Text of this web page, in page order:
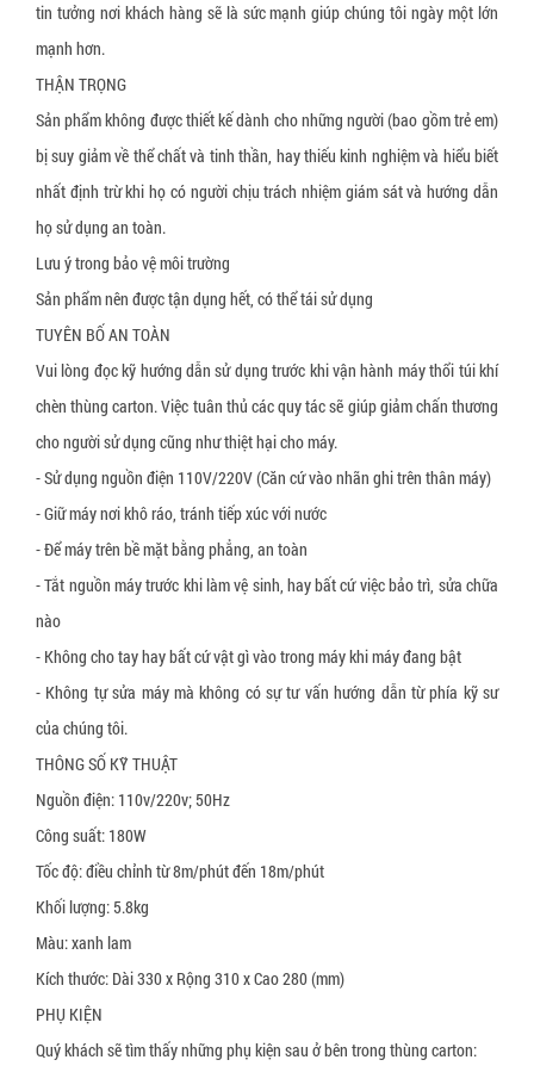
Xốp bóp nổ
Slip sheet giấy
Slip sheet nhựa trắng
Slip sheet nhựa HDPE
Nhãn cảnh báo hàng hóa bị nghiêng
Nhãn cảnh báo hàng hóa bị va đập
Pallet gỗ
Pallet nhựa
Đệm giảm chấn pallet
Khóa đai sắt
Giấy tổ ong bọc hàng
Dây đai xơ sợi thực vật
Tấm tổ ong
Thùng carton, hộp carton
Pallet giấy tổ ong
Thùng quây carton
Vách ngăn thùng carton
Giấy bóng khí gói hàng
Xốp định hình giãn nở
Gói hút oxy Newlvye
Gói hút khí ethylene
Gói hút CO2
Gói hút ẩm đất sét hoạt tính (activated clay)
Nhôm hoạt tính (Activated Allumina)
Dung dịch chống mốc cho da giày
tin tưởng nơi khách hàng sẽ là sức mạnh giúp chúng tôi ngày một lớn
mạnh hơn.
THẬN TRỌNG
Sản phẩm không được thiết kế dành cho những người (bao gồm trẻ em)
bị suy giảm về thể chất và tinh thần, hay thiếu kinh nghiệm và hiểu biết
nhất định trừ khi họ có người chịu trách nhiệm giám sát và hướng dẫn
họ sử dụng an toàn.
Lưu ý trong bảo vệ môi trường
Sản phẩm nên được tận dụng hết, có thể tái sử dụng
TUYÊN BỐ AN TOÀN
Vui lòng đọc kỹ hướng dẫn sử dụng trước khi vận hành máy thổi túi khí
chèn thùng carton. Việc tuân thủ các quy tác sẽ giúp giảm chấn thương
cho người sử dụng cũng như thiệt hại cho máy.
- Sử dụng nguồn điện 110V/220V (Căn cứ vào nhãn ghi trên thân máy)
- Giữ máy nơi khô ráo, tránh tiếp xúc với nước
- Để máy trên bề mặt bằng phẳng, an toàn
- Tắt nguồn máy trước khi làm vệ sinh, hay bất cứ việc bảo trì, sửa chữa
nào
- Không cho tay hay bất cứ vật gì vào trong máy khi máy đang bật
- Không tự sửa máy mà không có sự tư vấn hướng dẫn từ phía kỹ sư
của chúng tôi.
THÔNG SỐ KỸ THUẬT
Nguồn điện: 110v/220v; 50Hz
Công suất: 180W
Tốc độ: điều chỉnh từ 8m/phút đến 18m/phút
Khối lượng: 5.8kg
Màu: xanh lam
Kích thước: Dài 330 x Rộng 310 x Cao 280 (mm)
PHỤ KIỆN
Quý khách sẽ tìm thấy những phụ kiện sau ở bên trong thùng carton: